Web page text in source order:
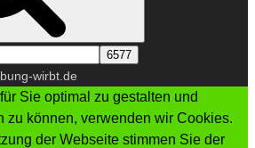
wirbt.de
Sie optimal zu gestalten und
zu können, verwenden wir Cookies.
der Webseite stimmen Sie der